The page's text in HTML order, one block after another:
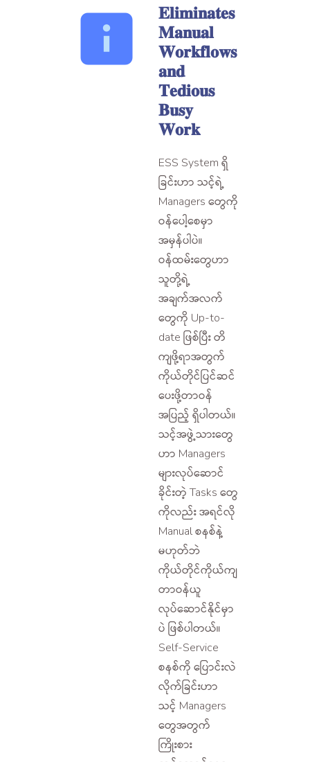
𝐄𝐥𝐢𝐦𝐢𝐧𝐚𝐭𝐞𝐬
𝐌𝐚𝐧𝐮𝐚𝐥
𝐖𝐨𝐫𝐤𝐟𝐥𝐨𝐰𝐬
𝐚𝐧𝐝
𝐓𝐞𝐝𝐢𝐨𝐮𝐬
𝐁𝐮𝐬𝐲
𝐖𝐨𝐫𝐤
ESS System ရှိ
ခြင်းဟာ သင့်ရဲ့
Managers တွေကို
ဝန်ပေါ့စေမှာ
အမှန်ပါပဲ။
ဝန်ထမ်းတွေဟာ
သူတို့ရဲ့
အချက်အလက်
တွေကို Up-to-
date ဖြစ်ပြီး တိ
ကျဖို့ရာအတွက်
ကိုယ်တိုင်ပြင်ဆင်
ပေးဖို့တာဝန်
အပြည့် ရှိပါတယ်။
သင့်အဖွဲ့သားတွေ
ဟာ Managers
များလုပ်ဆောင်
ခိုင်းတဲ့ Tasks တွေ
ကိုလည်း အရင်လို
Manual စနစ်နဲ့
မဟုတ်ဘဲ
ကိုယ်တိုင်ကိုယ်ကျ
တာဝန်ယူ
လုပ်ဆောင်နိုင်မှာ
ပဲ ဖြစ်ပါတယ်။
Self-Service
စနစ်ကို ပြောင်းလဲ
လိုက်ခြင်းဟာ
သင့် Managers
တွေအတွက်
ကြိုးစား